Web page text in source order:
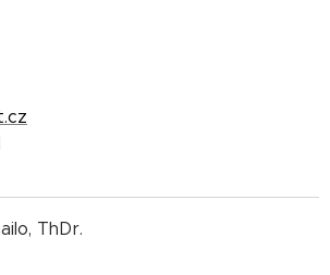
ThDr.